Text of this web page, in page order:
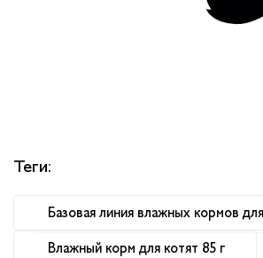
Теги:
Базовая линия влажных кормов
Влажный корм для котят 85 г